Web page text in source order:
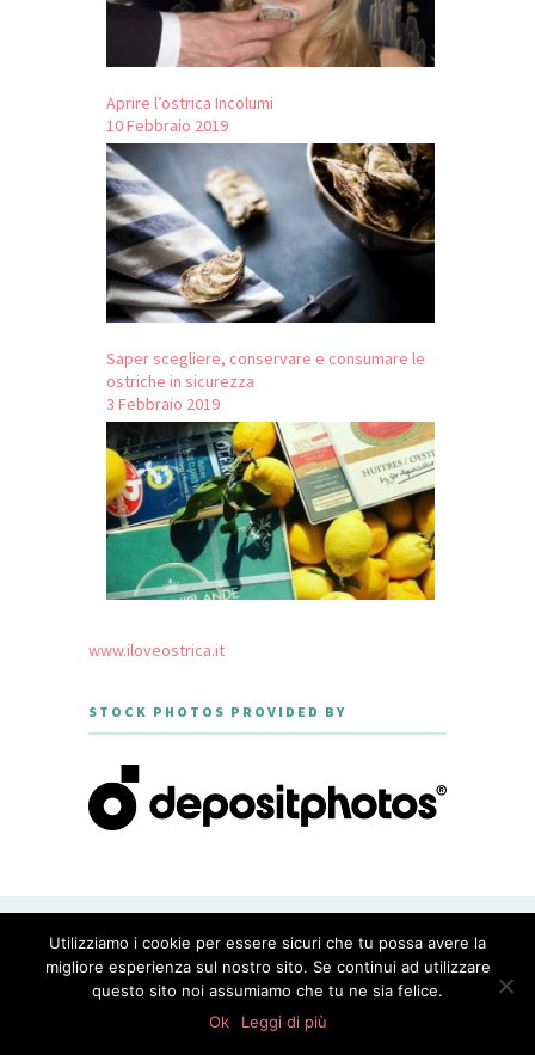
Aprire l’ostrica Incolumi
10 Febbraio 2019
Saper scegliere, conservare e consumare le
ostriche in sicurezza
3 Febbraio 2019
www.iloveostrica.it
STOCK PHOTOS PROVIDED BY
GOURMET - THEME DESIGNED BY
MERIDIANTHEMES
Utilizziamo i cookie per essere sicuri che tu possa avere la
migliore esperienza sul nostro sito. Se continui ad utilizzare
questo sito noi assumiamo che tu ne sia felice.
Ok
Leggi di più